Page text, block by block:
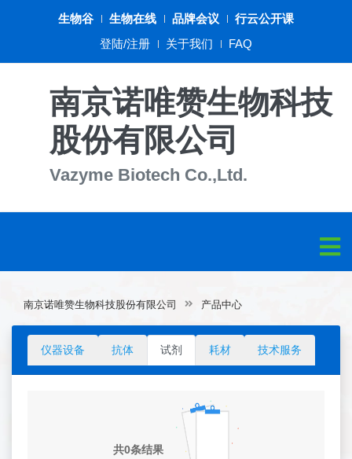
生物谷 生物在线 品牌会议
行云公开课
登陆/注册
关于我们 FAQ
南京诺唯赞生物科技
股份有限公司
Vazyme Biotech Co.,Ltd.
南京诺唯赞生物科技股份有限公司 产品中心
仪器设备 抗体 试剂 耗材 技术服务
共0条结果